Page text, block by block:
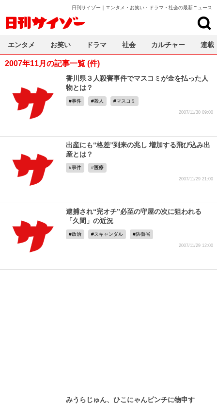
日刊サイゾー｜エンタメ・お笑い・ドラマ・社会の最新ニュース
2007年11月の記事一覧 (件)
香川県３人殺害事件でマスコミが金を払った人
物とは？
事件 殺人 マスコミ
2007/11/30 09:00
出産にも“格差”到来の兆し 増加する飛び込み出
産とは？
事件 医療
2007/11/29 21:00
逮捕され“完オチ”必至の守屋の次に狙われる
「久間」の近況
政治 スキャンダル 防衛省
2007/11/29 12:00
みうらじゅん、ひこにゃんピンチに物申す
エンタメ お笑い ドラマ 社会 カルチャー 連載